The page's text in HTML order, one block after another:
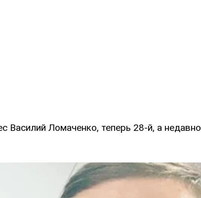
Василий Ломаченко, теперь 28-й, а недавно